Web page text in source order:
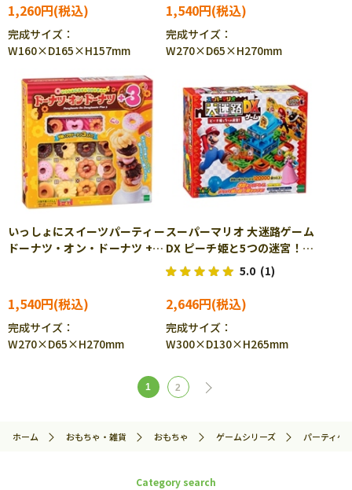
1,260円
完成サイズ：
W160×D165×H157mm
1,540円
完成サイズ：
W270×D65×H270mm
いっしょにスイーツパーティー
ドーナツ・オン・ドーナツ +3
1,540円
完成サイズ：
W270×D65×H270mm
スーパーマリオ 大迷路ゲーム
DX ピーチ姫と5つの迷宮！
EPT-07133
5.0 (1)
2,646円
完成サイズ：
W300×D130×H265mm
1 2
ホーム おもちゃ・雑貨 おもちゃ ゲームシリーズ パーティゲ
Category search